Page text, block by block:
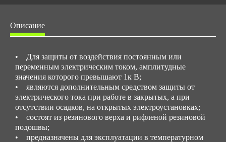
Описание
• Для защиты от воздействия постоянным или
переменным электрическим током, амплитудные
значения которого превышают 1к В;
• являются дополнительным средством защиты от
электрического тока при работе в закрытых, а при
отсутствии осадков, на открытых электроустановках;
• состоят из резинового верха и рифленой резиновой
подошвы;
• предназначены для эксплуатации в температурном